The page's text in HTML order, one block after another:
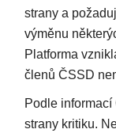
strany a
výměnu
Platforma
členů ČSSD
Podle
strany kritiku.